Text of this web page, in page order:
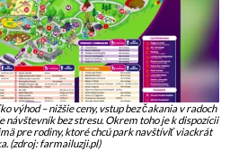
výhod – nižšie ceny, vstup bez čakania v radoch
návštevník bez stresu. Okrem toho je k dispozícii
pre rodiny, ktoré chcú park navštíviť viackrát
(zdroj: farmailuzji.pl)